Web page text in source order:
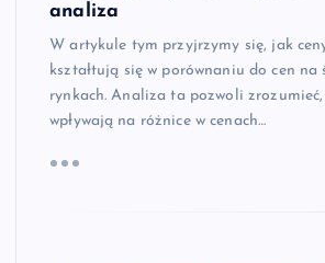
analiza
W artykule tym przyjrzymy się, jak
kształtują się w porównaniu do cen na
rynkach. Analiza ta pozwoli
wpływają na różnice w cenach…